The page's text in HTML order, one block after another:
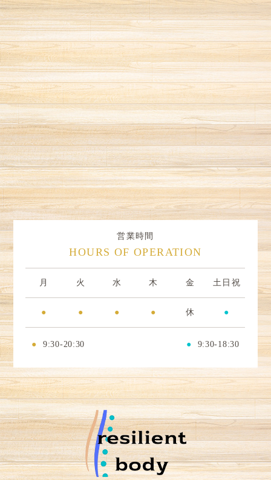
営業時間
HOURS OF OPERATION
月 火 水 木 金 土日祝
● ● ● ● 休 ●
● 9:30-20:30 ● 9:30-18:30